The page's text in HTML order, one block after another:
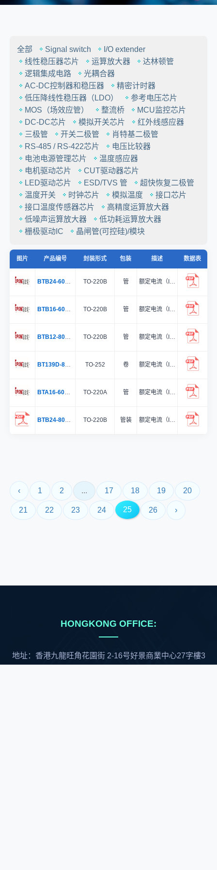
全部 Signal switch
I/O extender
线性稳压器芯片
运算放大器
达林顿管
逻辑集成电路
光耦合器
AC-DC控制器和稳压器
精密计时器
低压降线性稳压器（LDO）
参考电压芯片
MOS（场效应管）
整流桥
MCU监控芯片
DC-DC芯片
模拟开关芯片
红外线感应器
三极管
开关二极管
肖特基二极管
RS-485 / RS-422芯片
电压比较器
电池电源管理芯片
温度感应器
电机驱动芯片
CUT驱动器芯片
LED驱动芯片
ESD/TVS 管
超快恢复二极管
温度开关
时钟芯片 模拟温度
接口芯片
接口温度传感器芯片
高精度运算放大器
低噪声运算放大器
低功耗运算放大器
栅极驱动IC
晶闸管(可控硅)/模块
图片 产品编号 封装形式 包装 描述 数据表
BTB24-600BRG TO-220B 管 额定电流（IT(RMS)）:24A;象限（Quadrant）:3象限;电压（VDRM/VRRM）:600V;触发电流（IGT):50mA
BTB16-600BWRG TO-220B 管 额定电流（IT(RMS)）:16A;象限（Quadrant）:3象限;电压（VDRM/VRRM）:600V;触发电流（IGT):15mA
BTB12-800BWRG TO-220B 管 额定电流（IT(RMS)）:12A;象限（Quadrant）:3象限;电压（VDRM/VRRM）:800V;触发电流（IGT):50mA
BT139D-800E TO-252 卷 额定电流（IT(RMS)）:16A;象限（Quadrant）:3象限;电压（VDRM/VRRM）:800V;触发电流（IGT):60mA
BTA16-600CRG TO-220A 管 额定电流（IT(RMS)）:16A;象限（Quadrant）:4象限;电压（VDRM/VRRM）:600V;触发电流（IGT):120mA
BTB24-800BWRG TO-220B 管装 额定电流（IT(RMS)）:24A;象限（Quadrant）:3象限;电压（VDRM/VRRM）:800V;触发电流（IGT):50mA
‹ 1 2 ... 17 18 19 20
21 22 23 24 25 26 ›
HONGKONG OFFICE:
地址：香港九龍旺角花園街 2-16号好景商業中心27字樓3